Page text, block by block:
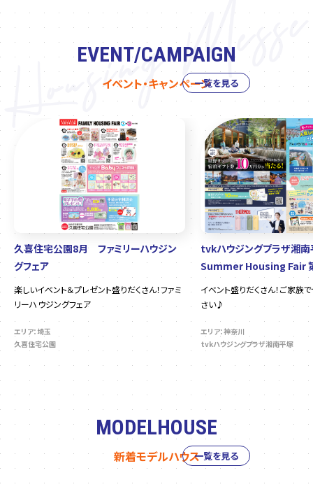
EVENT/CAMPAIGN
イベント・キャンペーン
久喜住宅公園8月 ファミリーハウジン
グフェア
楽しいイベント＆プレゼント盛りだくさん！ファミ
リーハウジングフェア
エリア：埼玉
久喜住宅公園
tvkハウジングプラザ湘
Summer Housing Fair
イベント盛りだくさん！ご家族
さい♪
エリア：神奈川
tvkハウジングプラザ湘南平塚
一覧を見る
MODELHOUSE
新着モデルハウス一覧を見る